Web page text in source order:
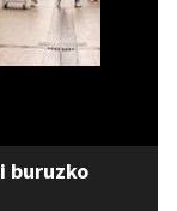
buruzko